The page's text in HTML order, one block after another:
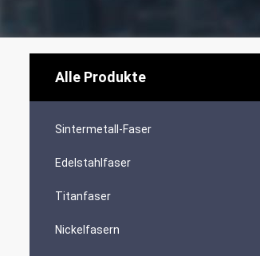
Alle Produkte
Sintermetall-Faser
Edelstahlfaser
Titanfaser
Nickelfasern